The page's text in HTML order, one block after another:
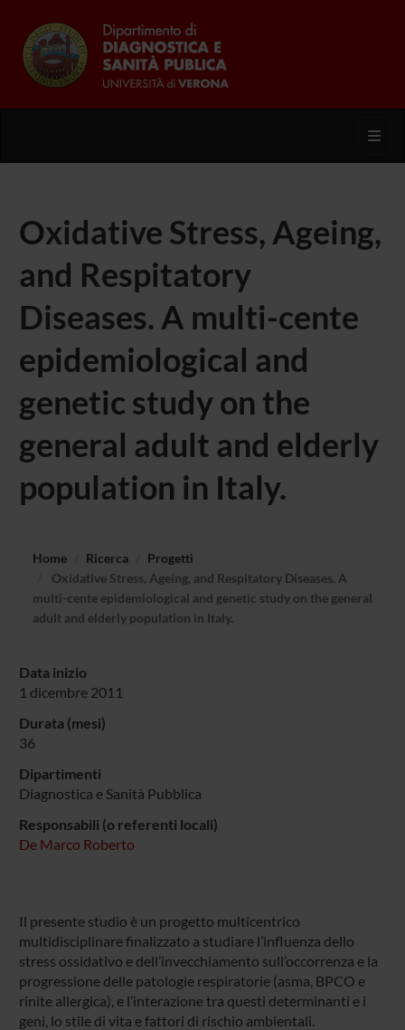
Oxidative Stress, Ageing,
and Respitatory
Diseases. A multi-cente
epidemiological and
genetic study on the
general adult and elderly
population in Italy.
Home Ricerca
Progetti
Oxidative Stress, Ageing, and Respitatory Diseases. A
multi-cente epidemiological and genetic study on the general
adult and elderly population in Italy.
Data inizio
1 dicembre 2011
Durata (mesi)
36
Dipartimenti
Diagnostica e Sanità Pubblica
Responsabili (o referenti locali)
De Marco Roberto
Il presente studio è un progetto multicentrico
multidisciplinare finalizzato a studiare l’influenza dello
stress ossidativo e dell’invecchiamento sull’occorrenza e la
progressione delle patologie respiratorie (asma, BPCO e
rinite allergica), e l’interazione tra questi determinanti e i
geni, lo stile di vita e fattori di rischio ambientali.